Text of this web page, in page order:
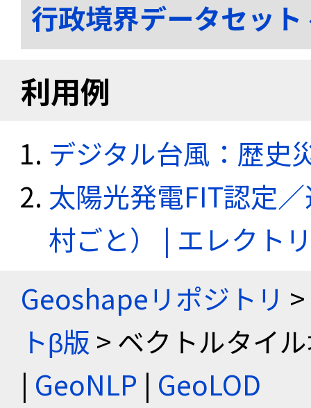
行政境界データセッ
利用例
デジタル台風：歴史
太陽光発電FIT認定
村ごと） | エレクト
Geoshapeリポジトリ >
トβ版 > ベクトルタイ
| GeoNLP | GeoLOD